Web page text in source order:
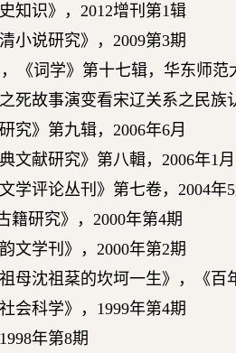
知识》， 2012增刊第1辑
小说研究》， 2009第3期
《词学》第十七辑，华东师范
死故事演变看宋辽关系之民族
究》第九辑， 2006年6月
文献研究》第八輯， 2006年1 月
学评论丛刊》第七卷， 2004年5
籍研究》， 2000年第4期
文学刊》， 2000年第2期
母沈祖棻的坎坷一生》， 《百
会科学》， 1999年第4期
1998年第8期